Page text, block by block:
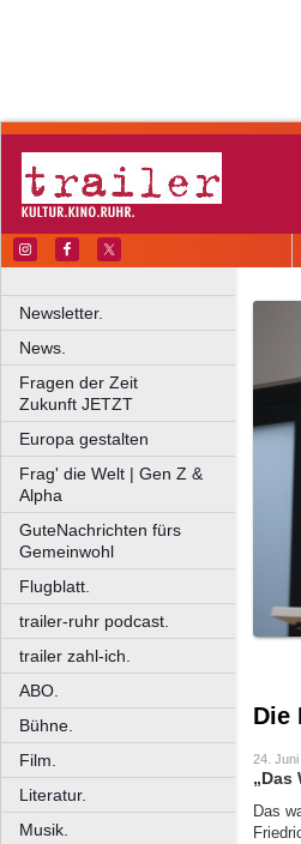
Newsletter.
News.
Fragen der Zeit
Zukunft JETZT
Europa gestalten
Frag' die Welt | Gen Z &
Alpha
GuteNachrichten fürs
Gemeinwohl
Flugblatt.
trailer-ruhr podcast.
trailer zahl-ich.
ABO.
Bühne.
Film.
Literatur.
Musik.
Die
24. Juni
„Das
Das